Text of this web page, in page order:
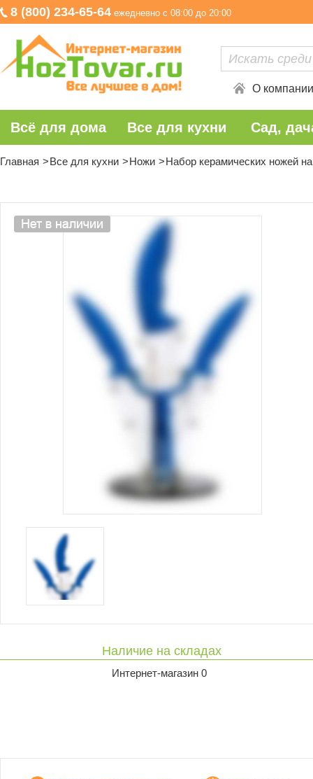
8 (800) 234-65-64 ежедневно с 08:00 до 20:00
О компании
Всё для дома Все для кухни Сад,
Главная Все для кухни Ножи Набор керамических ножей
Наличие на складах
Интернет-магазин 0